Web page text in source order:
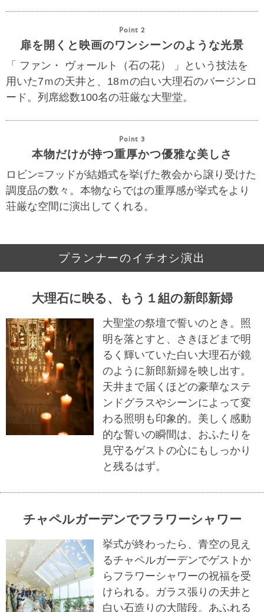
Point 2
扉を開くと映画のワンシーンのような光景
「 ファン・ ヴォールト（石の花） 」という技法を
用いた7ｍの天井と、18ｍの白い大理石のバージンロ
ード。列席総数100名の荘厳な大聖堂。
Point 3
本物だけが持つ重厚かつ優雅な美しさ
ロビン=フッドが結婚式を挙げた教会から譲り受けた
調度品の数々。本物ならではの重厚感が挙式をより
荘厳な空間に演出してくれる。
プランナーのイチオシ演出
大理石に映る、もう１組の新郎新婦
大聖堂の祭壇で誓いのとき。照
明を落とすと、さきほどまで明
るく輝いていた白い大理石が鏡
のように新郎新婦を映し出す。
天井まで届くほどの豪華なステ
ンドグラスやシーンによって変
わる照明も印象的。美しく感動
的な誓いの瞬間は、おふたりを
見守るゲストの心にもしっかり
と残るはず。
チャペルガーデンでフラワーシャワー
挙式が終わったら、青空の見え
るチャペルガーデンでゲストか
らフラワーシャワーの祝福を受
けられる。ガラス張りの天井と
白い石造りの大階段。あふれる